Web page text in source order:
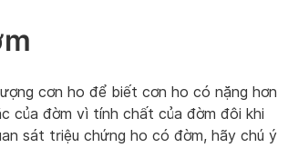
cơn ho để biết cơn ho có nặng hơn
của đờm vì tính chất của đờm đôi khi
sát triệu chứng ho có đờm, hãy chú ý